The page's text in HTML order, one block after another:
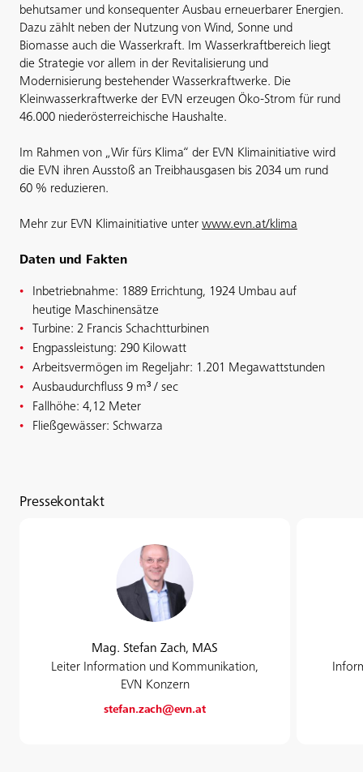
behutsamer und konsequenter Ausbau erneuerbarer Energien.
Dazu zählt neben der Nutzung von Wind, Sonne und
Biomasse auch die Wasserkraft. Im Wasserkraftbereich liegt
die Strategie vor allem in der Revitalisierung und
Modernisierung bestehender Wasserkraftwerke. Die
Kleinwasserkraftwerke der EVN erzeugen Öko-Strom für rund
46.000 niederösterreichische Haushalte.
Im Rahmen von „Wir fürs Klima“ der EVN Klimainitiative wird
die EVN ihren Ausstoß an Treibhausgasen bis 2034 um rund
60 % reduzieren.
Mehr zur EVN Klimainitiative unter www.evn.at/klima
Daten und Fakten
Inbetriebnahme: 1889 Errichtung, 1924 Umbau auf
heutige Maschinensätze
Turbine: 2 Francis Schachtturbinen
Engpassleistung: 290 Kilowatt
Arbeitsvermögen im Regeljahr: 1.201 Megawattstunden
Ausbaudurchfluss 9 m³ / sec
Fallhöhe: 4,12 Meter
Fließgewässer: Schwarza
Pressekontakt
Mag. Stefan Zach, MAS
Leiter Information und Kommunikation,
EVN Konzern
stefan.zach@evn.at